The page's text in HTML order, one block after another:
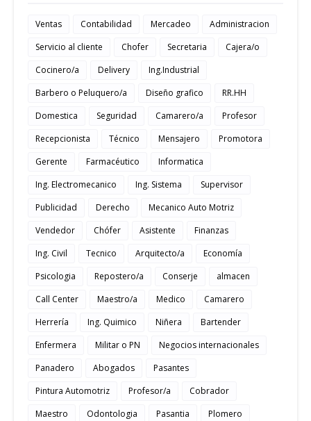
Ventas Contabilidad Mercadeo
Administracion
Servicio al cliente
Chofer Secretaria
Cajera/o
Cocinero/a
Delivery
Ing.Industrial
Barbero o Peluquero/a
Diseño grafico
RR.HH
Domestica
Seguridad Camarero/a
Profesor
Recepcionista
Técnico Mensajero
Promotora
Gerente
Farmacéutico
Informatica
Ing. Electromecanico
Ing. Sistema
Supervisor
Publicidad
Derecho
Mecanico Auto Motriz
Vendedor
Chófer Asistente
Finanzas
Ing. Civil
Tecnico Arquitecto/a
Economía
Psicologia
Repostero/a Conserje
almacen
Call Center
Maestro/a Medico
Camarero
Herrería
Ing. Quimico Niñera
Bartender
Enfermera
Militar o PN
Negocios internacionales
Panadero
Abogados
Pasantes
Pintura Automotriz
Profesor/a
Cobrador
Maestro
Odontologia Pasantia Plomero